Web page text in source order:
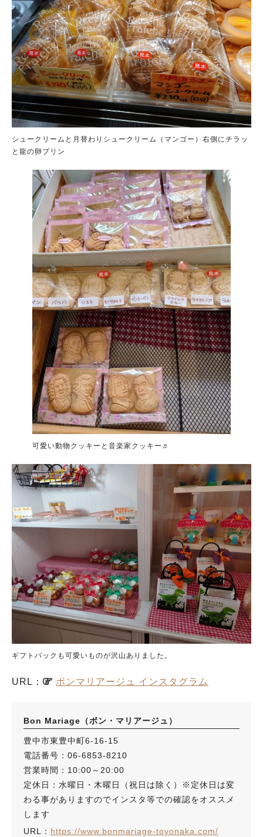
シュークリームと月替わりシュークリーム（マンゴー）右側にチラッ
と龍の卵プリン
可愛い動物クッキーと音楽家クッキー♬
ギフトバックも可愛いものが沢山ありました。
URL： ボンマリアージュ インスタグラム
Bon Mariage（ボン・マリアージュ）
豊中市東豊中町6-16-15
電話番号：06-6853-8210
営業時間：10:00～20:00
定休日：水曜日・木曜日（祝日は除く）※定休日は変
わる事がありますのでインスタ等での確認をオススメ
します
URL： https://www.bonmariage-toyonaka.com/